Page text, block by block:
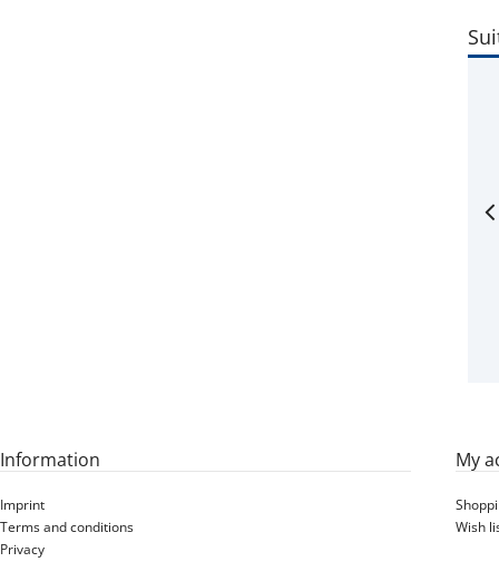
Information
Imprint
Terms and conditions
Privacy
My
Wish